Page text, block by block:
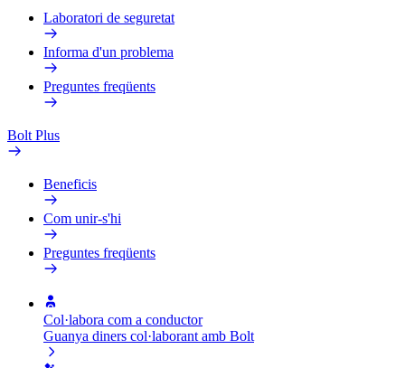
Laboratori de seguretat
Informa d'un problema
Preguntes freqüents
Bolt Plus
Beneficis
Com unir-s'hi
Preguntes freqüents
Col·labora com a conductor
Guanya diners col·laborant amb Bolt